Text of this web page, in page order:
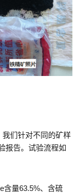
们针对不同的矿样
报告。试验流程如
含量63.5%、含硫